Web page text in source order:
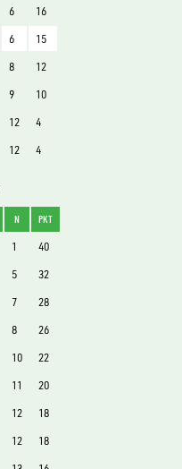
6
16
6
15
8
12
9
10
12
4
12 4
N PKT
1
40
5
32
7
28
8
26
10
22
11
20
12
18
12
18